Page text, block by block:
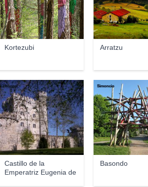
Kortezubi Arratzu
Castillo de la
Emperatriz Eugenia de
Jrbbopp
Basondo
Simoncio